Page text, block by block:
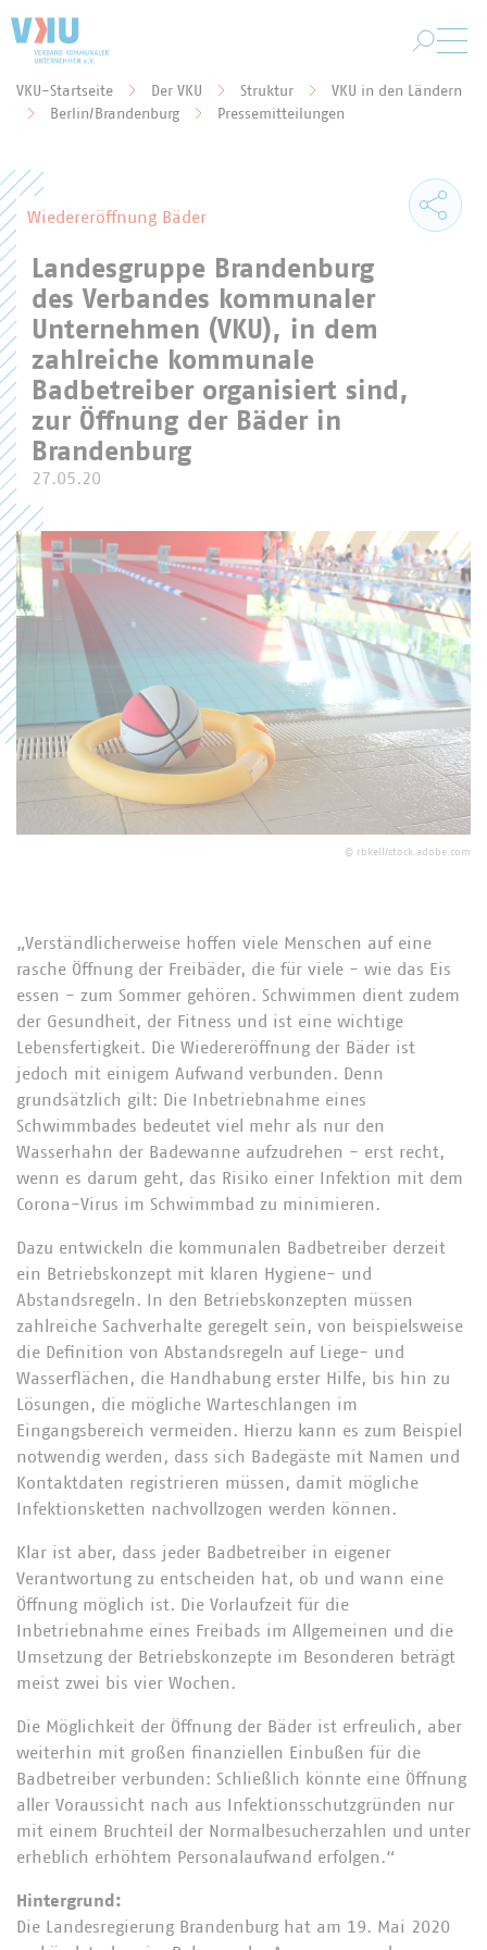
Sie befinden sich hier:
VKU-Startseite Der VKU Struktur
VKU in den Ländern
Berlin/Brandenburg
Pressemitteilungen
Wiedereröffnung Bäder
Landesgruppe Brandenburg
des Verbandes kommunaler
Unternehmen (VKU), in dem
zahlreiche kommunale
Badbetreiber organisiert sind,
zur Öffnung der Bäder in
Brandenburg
27.05.20
© rbkell/stock.adobe.com
„Verständlicherweise hoffen viele Menschen auf eine
rasche Öffnung der Freibäder, die für viele - wie das Eis
essen - zum Sommer gehören. Schwimmen dient zudem
der Gesundheit, der Fitness und ist eine wichtige
Lebensfertigkeit. Die Wiedereröffnung der Bäder ist
jedoch mit einigem Aufwand verbunden. Denn
grundsätzlich gilt: Die Inbetriebnahme eines
Schwimmbades bedeutet viel mehr als nur den
Wasserhahn der Badewanne aufzudrehen - erst recht,
wenn es darum geht, das Risiko einer Infektion mit dem
Corona-Virus im Schwimmbad zu minimieren.
Dazu entwickeln die kommunalen Badbetreiber derzeit
ein Betriebskonzept mit klaren Hygiene- und
Abstandsregeln. In den Betriebskonzepten müssen
zahlreiche Sachverhalte geregelt sein, von beispielsweise
die Definition von Abstandsregeln auf Liege- und
Wasserflächen, die Handhabung erster Hilfe, bis hin zu
Lösungen, die mögliche Warteschlangen im
Eingangsbereich vermeiden. Hierzu kann es zum Beispiel
notwendig werden, dass sich Badegäste mit Namen und
Kontaktdaten registrieren müssen, damit mögliche
Infektionsketten nachvollzogen werden können.
Klar ist aber, dass jeder Badbetreiber in eigener
Verantwortung zu entscheiden hat, ob und wann eine
Öffnung möglich ist. Die Vorlaufzeit für die
Inbetriebnahme eines Freibads im Allgemeinen und die
Umsetzung der Betriebskonzepte im Besonderen beträgt
meist zwei bis vier Wochen.
Die Möglichkeit der Öffnung der Bäder ist erfreulich, aber
weiterhin mit großen finanziellen Einbußen für die
Badbetreiber verbunden: Schließlich könnte eine Öffnung
aller Voraussicht nach aus Infektionsschutzgründen nur
mit einem Bruchteil der Normalbesucherzahlen und unter
erheblich erhöhtem Personalaufwand erfolgen.“
Hintergrund:
Die Landesregierung Brandenburg hat am 19. Mai 2020